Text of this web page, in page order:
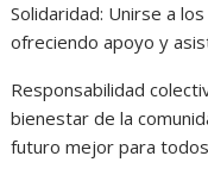
Solidaridad: Unirse a
ofreciendo apoyo y
Responsabilidad
bienestar de la
futuro mejor para